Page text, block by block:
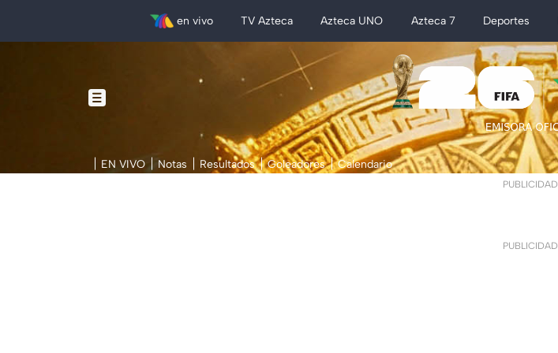
en vivo TV Azteca Azteca UNO Azteca 7 Deportes
EN VIVO Notas Resultados Goleadores Calendario
PUBLICIDAD
PUBLICIDAD